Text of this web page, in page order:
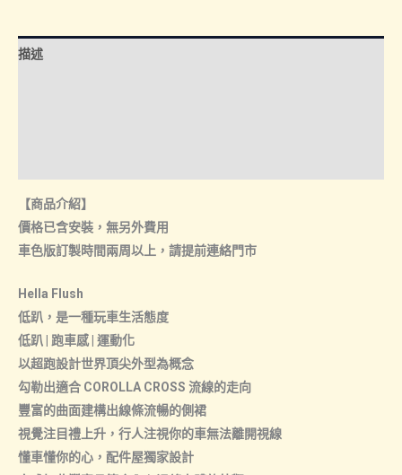
到
件
數
描述
【商品介紹】
價格已含安裝，無另外費用
車色版訂製時間兩周以上，請提前連絡門市
Hella Flush
低趴，是一種玩車生活態度
低趴 | 跑車感 | 運動化
以超跑設計世界頂尖外型為概念
勾勒出適合 COROLLA CROSS 流線的走向
豐富的曲面建構出線條流暢的側裙
視覺注目禮上升，行人注視你的車無法離開視線
懂車懂你的心，配件屋獨家設計